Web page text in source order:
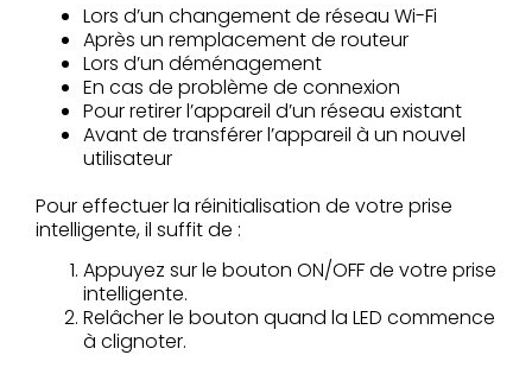
Lors d’un changement de réseau Wi-Fi
Après un remplacement de routeur
Lors d’un déménagement
En cas de problème de connexion
Pour retirer l’appareil d’un réseau existant
Avant de transférer l’appareil à un nouvel
utilisateur
Pour effectuer la réinitialisation de votre prise
intelligente, il suffit de :
Appuyez sur le bouton ON/OFF de votre prise
intelligente.
Relâcher le bouton quand la LED commence
à clignoter.